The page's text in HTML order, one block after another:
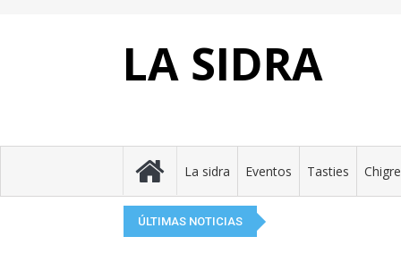
LA SIDRA
La sidra Eventos Tasties
ÚLTIMAS NOTICIAS
El Festival de la
La Taverne Celte,
Tierra Astur
Asturies perafita